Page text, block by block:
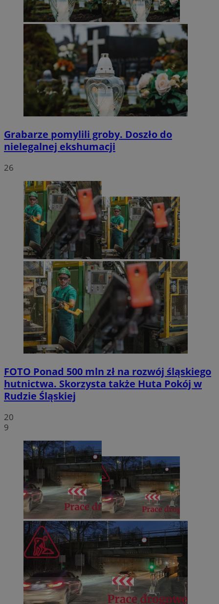
Grabarze pomylili groby. Doszło do
nielegalnej ekshumacji
26
FOTO Ponad 500 mln zł na rozwój śląskiego
hutnictwa. Skorzysta także Huta Pokój w
Rudzie Śląskiej
20
9